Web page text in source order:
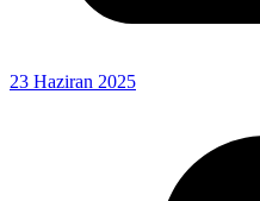
23 Haziran 2025